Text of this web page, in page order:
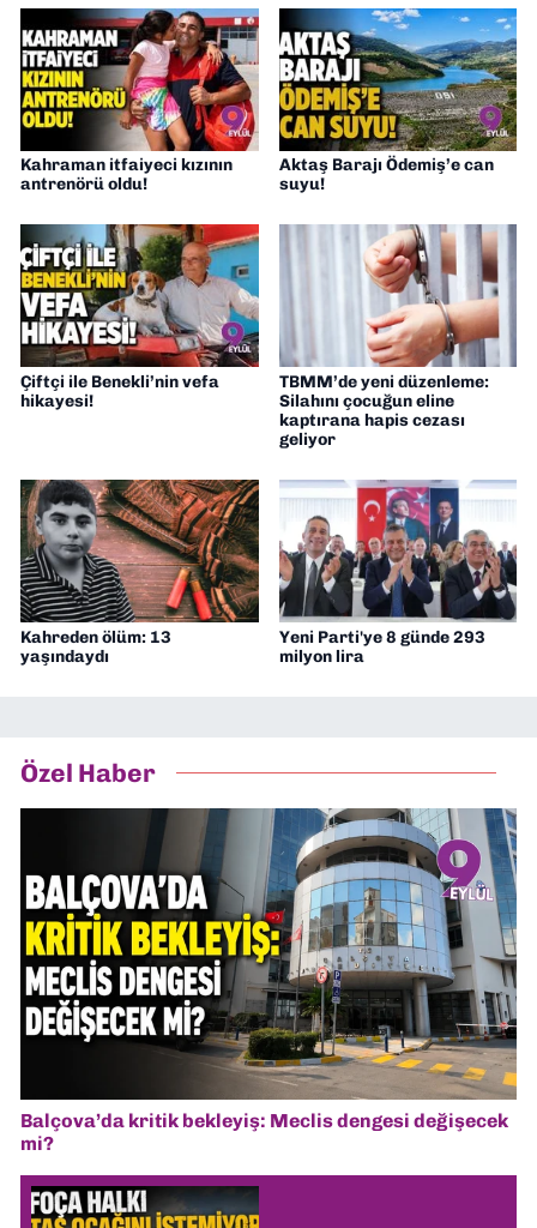
Kahraman itfaiyeci kızının
antrenörü oldu!
Aktaş Barajı Ödemiş’e can
suyu!
Çiftçi ile Benekli’nin vefa
hikayesi!
TBMM’de yeni düzenleme:
Silahını çocuğun eline
kaptırana hapis cezası
geliyor
Kahreden ölüm: 13
yaşındaydı
Yeni Parti'ye 8 günde 293
milyon lira
Özel Haber
Balçova’da kritik bekleyiş: Meclis dengesi değişecek
mi?